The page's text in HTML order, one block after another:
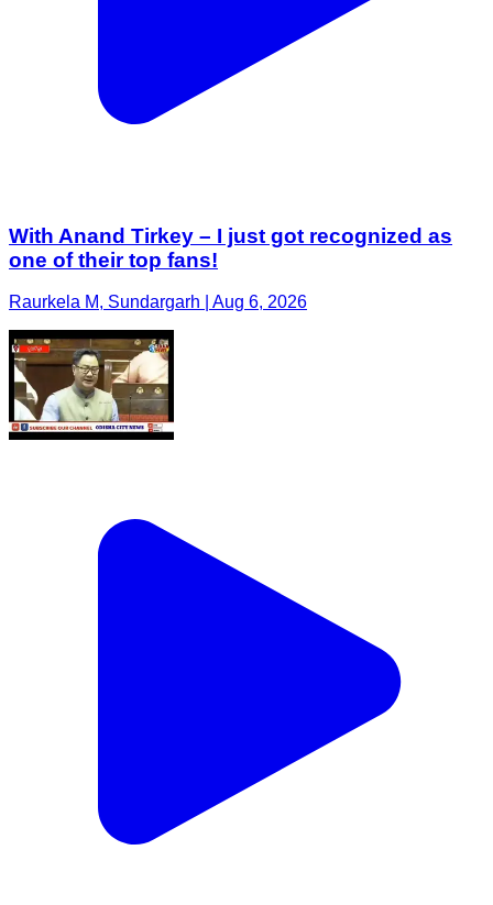
With Anand Tirkey – I just got recognized as
one of their top fans!
Raurkela M, Sundargarh | Aug 6, 2026